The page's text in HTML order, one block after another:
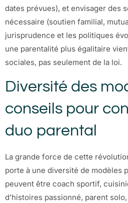
dates prévues), et envisager des
nécessaire (soutien familial,
jurisprudence et les politiques
une parentalité plus égalitaire
sociales, pas seulement de la loi.
Diversité des
conseils pour
duo parental
La grande force de cette
porte à une diversité de modèles
peuvent être coach sportif,
d’histoires passionné, parent